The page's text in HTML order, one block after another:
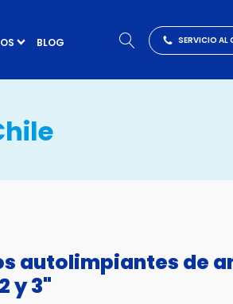
BLOG SERVICIO AL
autolimpiantes de
y 3"